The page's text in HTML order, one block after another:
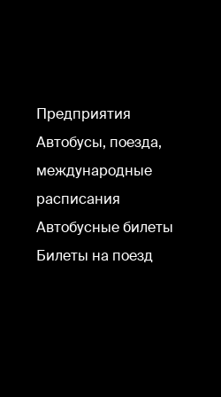
Предприятия
Автобусы, поезда,
международные
расписания
Автобусные билеты
Билеты на поезд